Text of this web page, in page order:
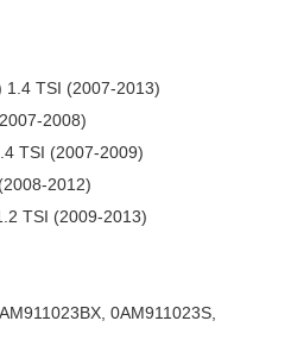
1.4 TSI (2007-2013)
2008)
TSI (2007-2009)
2012)
TSI (2009-2013)
0AM911023S,